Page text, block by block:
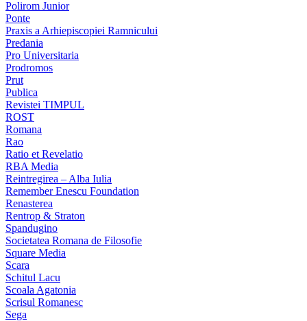
Polirom Junior
Ponte
Praxis a Arhiepiscopiei Ramnicului
Predania
Pro Universitaria
Prodromos
Prut
Publica
Revistei TIMPUL
ROST
Romana
Rao
Ratio et Revelatio
RBA Media
Reintregirea – Alba Iulia
Remember Enescu Foundation
Renasterea
Rentrop & Straton
Spandugino
Societatea Romana de Filosofie
Square Media
Scara
Schitul Lacu
Scoala Agatonia
Scrisul Romanesc
Sega